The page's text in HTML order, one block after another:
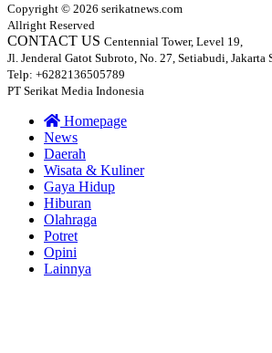
Copyright © 2026 serikatnews.com
Allright Reserved
CONTACT US Centennial Tower, Level 19,
Jl. Jenderal Gatot Subroto, No. 27, Setiabudi, Jakarta
Telp: +6282136505789
PT Serikat Media Indonesia
Homepage
News
Daerah
Wisata & Kuliner
Gaya Hidup
Hiburan
Olahraga
Potret
Opini
Lainnya